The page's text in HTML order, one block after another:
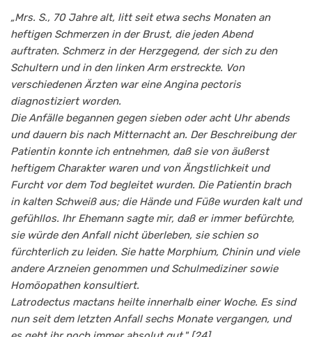
„Mrs. S., 70 Jahre alt, litt seit etwa sechs Monaten an
heftigen Schmerzen in der Brust, die jeden Abend
auftraten. Schmerz in der Herzgegend, der sich zu den
Schultern und in den linken Arm erstreckte. Von
verschiedenen Ärzten war eine Angina pectoris
diagnostiziert worden.
Die Anfälle begannen gegen sieben oder acht Uhr abends
und dauern bis nach Mitternacht an. Der Beschreibung der
Patientin konnte ich entnehmen, daß sie von äußerst
heftigem Charakter waren und von Ängstlichkeit und
Furcht vor dem Tod begleitet wurden. Die Patientin brach
in kalten Schweiß aus; die Hände und Füße wurden kalt und
gefühllos. Ihr Ehemann sagte mir, daß er immer befürchte,
sie würde den Anfall nicht überleben, sie schien so
fürchterlich zu leiden. Sie hatte Morphium, Chinin und viele
andere Arzneien genommen und Schulmediziner sowie
Homöopathen konsultiert.
Latrodectus mactans heilte innerhalb einer Woche. Es sind
nun seit dem letzten Anfall sechs Monate vergangen, und